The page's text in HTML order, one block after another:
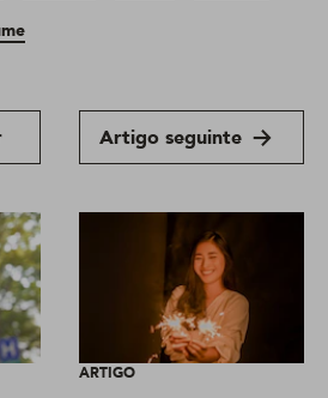
Artigo seguinte
ARTIGO